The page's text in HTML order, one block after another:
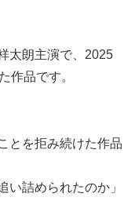
太朗主演で、2025
作品です。
とを拒み続けた作品
い詰められたのか」